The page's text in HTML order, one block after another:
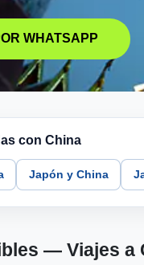
WHATSAPP
con China
Japón y China
— Viajes a